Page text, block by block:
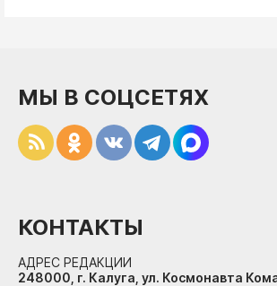
МЫ В СОЦСЕТЯХ
КОНТАКТЫ
АДРЕС РЕДАКЦИИ
248000, г. Калуга, ул. Космонавта